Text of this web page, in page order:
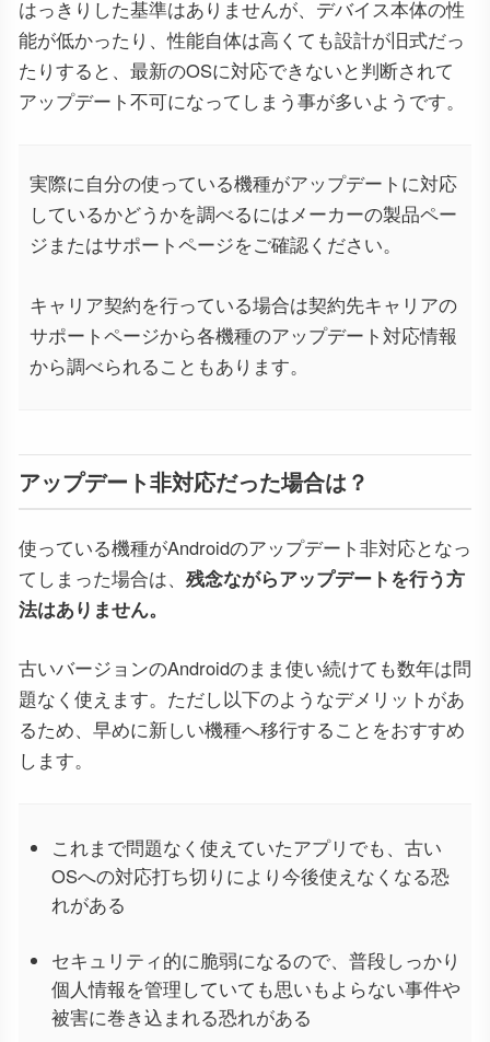
はっきりした基準はありませんが、デバイス本体の性
能が低かったり、性能自体は高くても設計が旧式だっ
たりすると、最新のOSに対応できないと判断されて
アップデート不可になってしまう事が多いようです。
実際に自分の使っている機種がアップデートに対応
しているかどうかを調べるにはメーカーの製品ペー
ジまたはサポートページをご確認ください。
キャリア契約を行っている場合は契約先キャリアの
サポートページから各機種のアップデート対応情報
から調べられることもあります。
アップデート非対応だった場合は？
使っている機種がAndroidのアップデート非対応となっ
てしまった場合は、 残念ながらアップデートを行う方
法はありません。
古いバージョンのAndroidのまま使い続けても数年は問
題なく使えます。ただし以下のようなデメリットがあ
るため、早めに新しい機種へ移行することをおすすめ
します。
これまで問題なく使えていたアプリでも、古い
OSへの対応打ち切りにより今後使えなくなる恐
れがある
セキュリティ的に脆弱になるので、普段しっかり
個人情報を管理していても思いもよらない事件や
被害に巻き込まれる恐れがある